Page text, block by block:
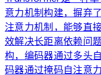
意力机制构建，摒弃
注意力机制，能够直
效解决长距离依赖问
构，编码器通过多头
码器通过掩码自注意